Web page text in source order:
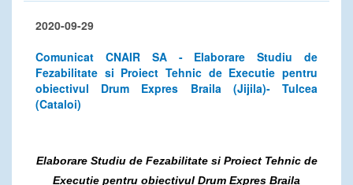
2020-09-29
Comunicat CNAIR SA - Elaborare Studiu de
Fezabilitate si Proiect Tehnic de Executie pentru
obiectivul Drum Expres Braila (Jijila)- Tulcea
(Cataloi)
Elaborare Studiu de Fezabilitate si Proiect Tehnic de
Executie pentru obiectivul Drum Expres Braila